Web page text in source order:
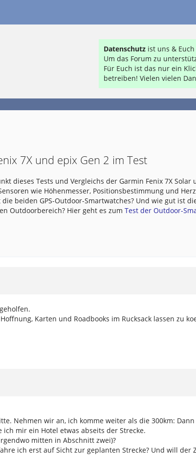
Datenschutz ist uns &
Um das Forum zu
Für Euch ist das nur ein
betreiben! Vielen vielen
7X und epix Gen 2 im Test
dieses Tests und Vergleichs der Garmin Fenix 7X Solar
wie Höhenmesser, Positionsbestimmung und
beiden GPS-Outdoor-Smartwatches? Und wie gut ist
Outdoorbereich? Hier geht es zumTest der Outdoor-
Karten und Roadbooks im Rucksack lassen zu
Nehmen wir an, ich komme weiter als die 300km:
mir ein Hotel etwas abseits der Strecke.
mitten in Abschnitt zwei)?
ich erst auf Sicht zur geplanten Strecke? Und will der